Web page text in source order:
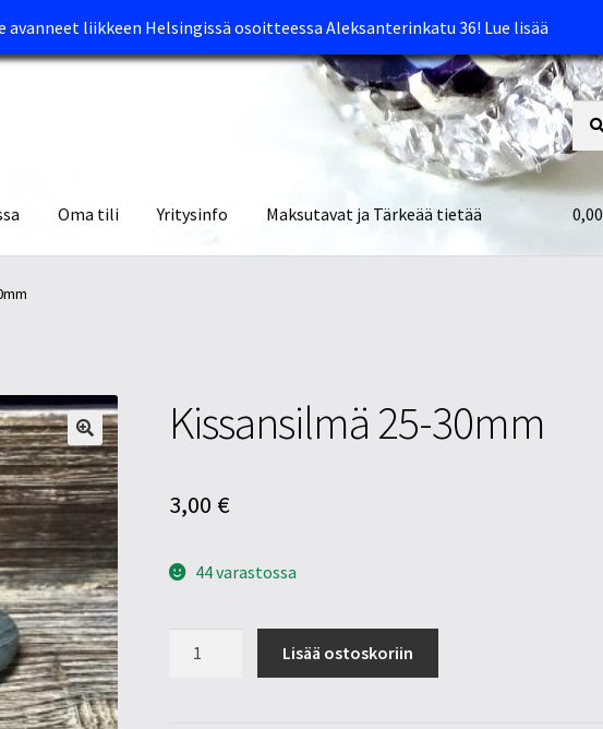
avanneet liikkeen Helsingissä osoitteessa Aleksanterinkatu 36! Lue lisää
Etsi:
Haku
Oma tili Yritysinfo Maksutavat ja Tärkeää tietää 0,00
Kissansilmä 25-30mm
3,00 €
44 varastossa
Lisää ostoskoriin